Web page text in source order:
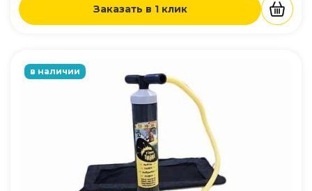
Заказать в 1 клик
в наличии